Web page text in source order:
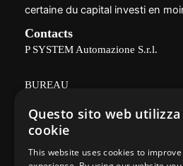
certaine du capital investi en
Contacts
P SYSTEM Automazione S.r.l.
BUREAU
Via Delle Vigne, 166 - 26100
(zone industrielle, à proximité du
Politique de confidentialité
Questo sito web utilizza
cookie
This website uses cookies to